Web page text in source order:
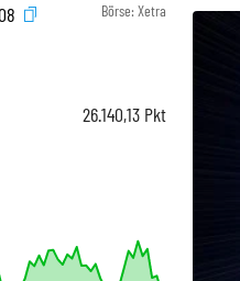
Börse: Xetra
26.140,13 Pkt